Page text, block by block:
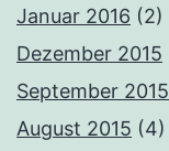
Januar 2016 (2)
Dezember 2015
September 2015
August 2015 (4)